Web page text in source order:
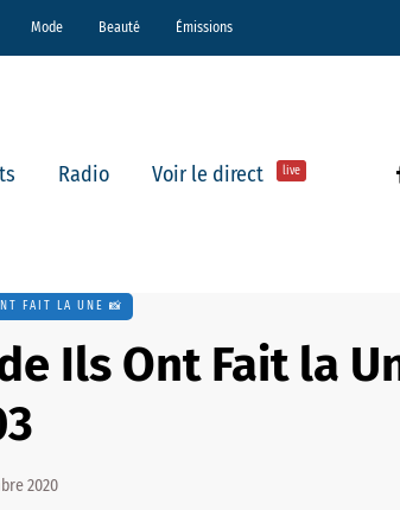
Mode Beauté Émissions
Radio Voir le direct live
FAIT LA UNE 📸
Ils Ont Fait la
2020